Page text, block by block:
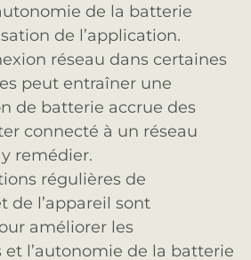
de la batterie
de l’application.
réseau dans certaines
peut entraîner une
de batterie accrue des
connecté à un réseau
remédier.
régulières de
de l’appareil sont
améliorer les
l’autonomie de la batterie